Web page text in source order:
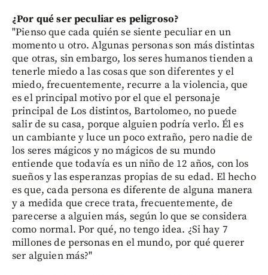
¿Por qué ser peculiar es peligroso?
"Pienso que cada quién se siente peculiar en un
momento u otro. Algunas personas son más distintas
que otras, sin embargo, los seres humanos tienden a
tenerle miedo a las cosas que son diferentes y el
miedo, frecuentemente, recurre a la violencia, que
es el principal motivo por el que el personaje
principal de Los distintos, Bartolomeo, no puede
salir de su casa, porque alguien podría verlo. Él es
un cambiante y luce un poco extraño, pero nadie de
los seres mágicos y no mágicos de su mundo
entiende que todavía es un niño de 12 años, con los
sueños y las esperanzas propias de su edad. El hecho
es que, cada persona es diferente de alguna manera
y a medida que crece trata, frecuentemente, de
parecerse a alguien más, según lo que se considera
como normal. Por qué, no tengo idea. ¿Si hay 7
millones de personas en el mundo, por qué querer
ser alguien más?"